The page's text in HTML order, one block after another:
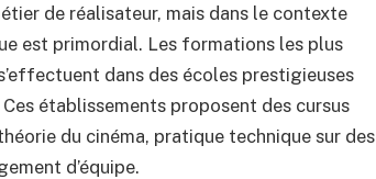
de réalisateur, mais dans le contexte
est primordial. Les formations les plus
dans des écoles prestigieuses
établissements proposent des cursus
du cinéma, pratique technique sur des
d’équipe.